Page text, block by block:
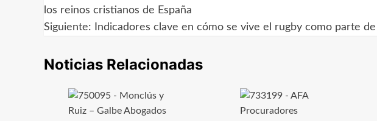
de
los reinos cristianos de España
Siguiente:
Indicadores clave en cómo se vive el rugby como parte
Noticias Relacionadas